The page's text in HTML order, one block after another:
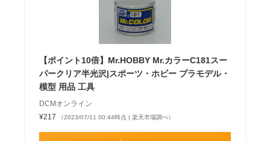
【ポイント10倍】Mr.HOBBY Mr.カラーC181スー
パークリア半光沢|スポーツ・ホビー プラモデル・
模型 用品 工具
DCMオンライン
¥217
（2023/07/11 00:44時点 | 楽天市場調べ）